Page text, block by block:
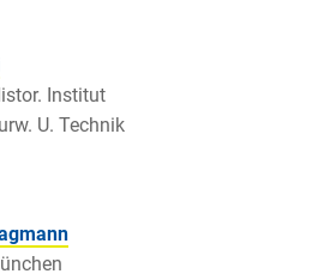
Institut
U. Technik